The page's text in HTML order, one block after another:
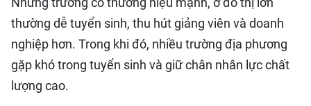
thường dễ tuyển sinh, thu hút giảng viên và doanh
nghiệp hơn. Trong khi đó, nhiều trường địa phương
gặp khó trong tuyển sinh và giữ chân nhân lực chất
lượng cao.